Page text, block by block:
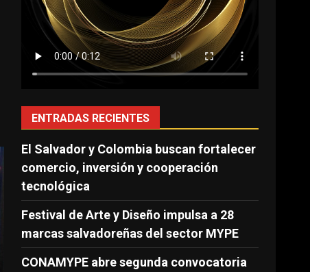
ENTRADAS RECIENTES
El Salvador y Colombia buscan fortalecer
comercio, inversión y cooperación
tecnológica
Festival de Arte y Diseño impulsa a 28
marcas salvadoreñas del sector MYPE
CONAMYPE abre segunda convocatoria